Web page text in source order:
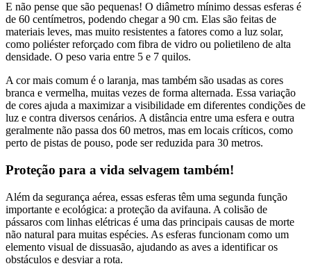
E não pense que são pequenas! O diâmetro mínimo dessas esferas é
de 60 centímetros, podendo chegar a 90 cm. Elas são feitas de
materiais leves, mas muito resistentes a fatores como a luz solar,
como poliéster reforçado com fibra de vidro ou polietileno de alta
densidade. O peso varia entre 5 e 7 quilos.
A cor mais comum é o laranja, mas também são usadas as cores
branca e vermelha, muitas vezes de forma alternada. Essa variação
de cores ajuda a maximizar a visibilidade em diferentes condições de
luz e contra diversos cenários. A distância entre uma esfera e outra
geralmente não passa dos 60 metros, mas em locais críticos, como
perto de pistas de pouso, pode ser reduzida para 30 metros.
Proteção para a vida selvagem também!
Além da segurança aérea, essas esferas têm uma segunda função
importante e ecológica: a proteção da avifauna. A colisão de
pássaros com linhas elétricas é uma das principais causas de morte
não natural para muitas espécies. As esferas funcionam como um
elemento visual de dissuasão, ajudando as aves a identificar os
obstáculos e desviar a rota.